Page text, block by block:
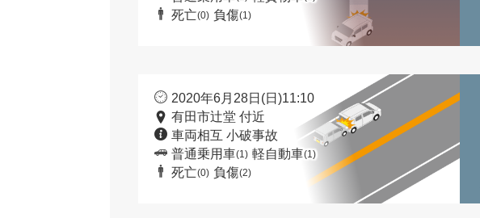
死亡(0) 負傷(1)
2020年6月28日(日)11:10
有田市辻堂 付近
車両相互 小破事故
普通乗用車(1) 軽自動車(1)
死亡(0) 負傷(2)